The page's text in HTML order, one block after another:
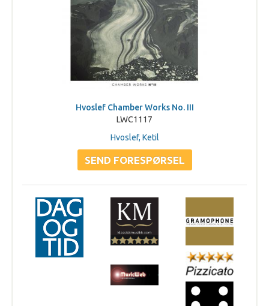
Hvoslef Chamber Works No. III
LWC1117
Hvoslef, Ketil